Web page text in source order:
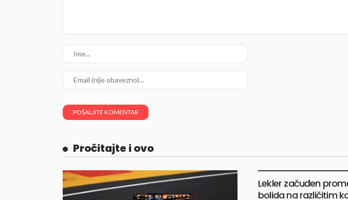
Pročitajte i ovo
Lekler začuđen
bolida na različitim